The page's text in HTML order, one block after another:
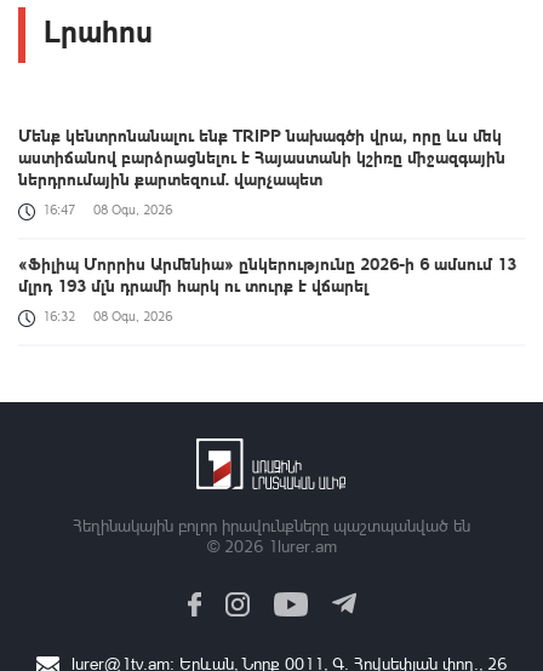
Լրահոս
Մենք կենտրոնանալու ենք TRIPP նախագծի վրա, որը ևս մեկ
աստիճանով բարձրացնելու է Հայաստանի կշիռը միջազգային
ներդրումային քարտեզում. վարչապետ
16:47 08 Օգս, 2026
«Ֆիլիպ Մորրիս Արմենիա» ընկերությունը 2026-ի 6 ամսում 13
մլրդ 193 մլն դրամի հարկ ու տուրք է վճարել
16:32 08 Օգս, 2026
հիմնանորոգմանը
Խաղաղությունը շրջադարձային է մեր երկրում տնտեսական և
15:41 08 Օգս, 2026
Հեղինակային բոլոր իրավունքները պաշտպանված են
© 2026 1lurer.am
lurer@1tv.am։ Երևան, Նորք 0011, Գ․ Հովսեփյան փող., 26